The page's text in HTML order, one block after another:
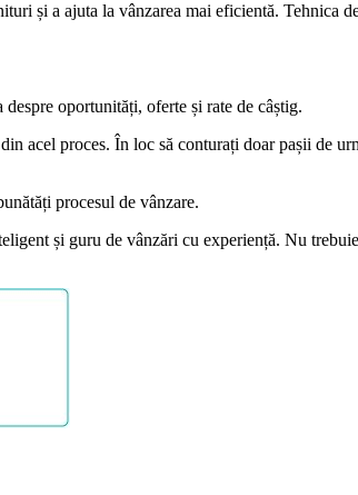
și a ajuta la vânzarea mai eficientă. Tehnica
oportunități, oferte și rate de câștig.
acel proces. În loc să conturați doar pașii de
procesul de vânzare.
și guru de vânzări cu experiență. Nu